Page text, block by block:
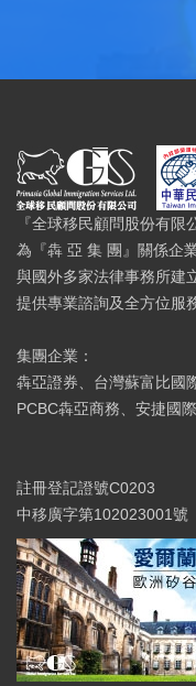
『全球移民顧問股份有限
為『犇 亞 集 團』關係企
與國外多家法律事務所建
提供專業諮詢及全方位服
集團企業：
犇亞證券、台灣蘇富比國
PCBC犇亞商務、安捷國際
註冊登記證號C0203
中移廣字第102023001號